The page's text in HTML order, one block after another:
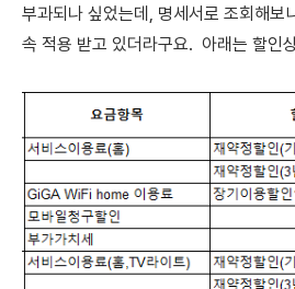
부과되나 싶었는데, 명세서로 조회해보
속 적용 받고 있더라구요. 아래는 할인